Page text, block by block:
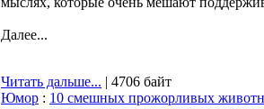
Далее...
Читать дальше... | 4706 байт
Юмор : 10 смешных прожорливых